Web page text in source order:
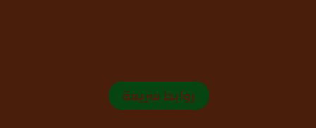
روابط سريعة